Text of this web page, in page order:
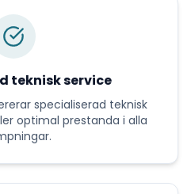
teknisk service
specialiserad teknisk
optimal prestanda i alla